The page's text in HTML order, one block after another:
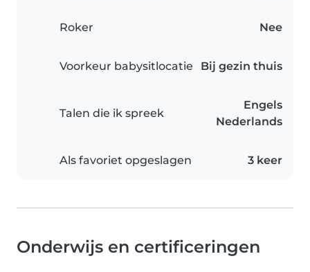
Roker Nee
Voorkeur babysitlocatie Bij gezin thuis
Talen die ik spreek
Engels
Nederlands
Als favoriet opgeslagen 3 keer
Onderwijs en certificeringen